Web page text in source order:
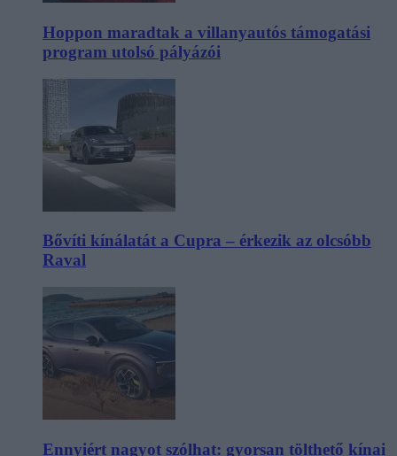
Hoppon maradtak a villanyautós támogatási
program utolsó pályázói
Bővíti kínálatát a Cupra – érkezik az olcsóbb
Raval
Ennyiért nagyot szólhat: gyorsan tölthető kínai